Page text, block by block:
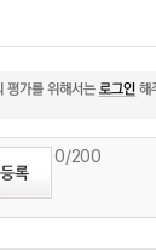
0/200